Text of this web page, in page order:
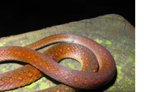
記》（1892）、《澎湖通志》
等，都有提到海和尚一詞。
尚，四翅，無鱗，極似人
海和尚（色赤，頭與身略似人
風唄之徵。行舟遇之不祥，必
《台海使槎錄》則稱：「海和